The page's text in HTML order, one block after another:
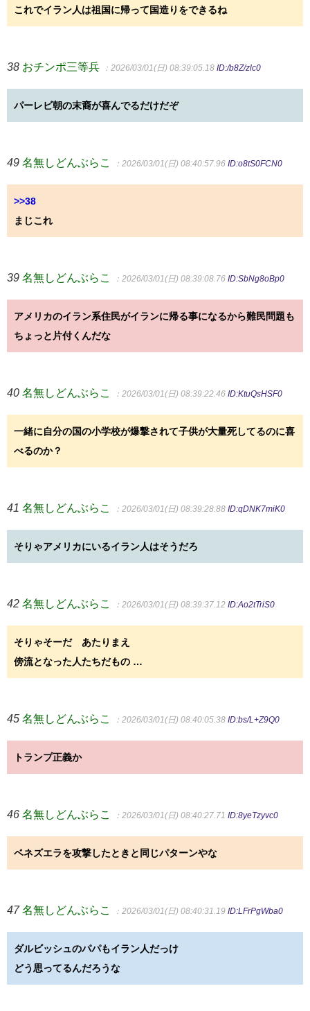
これでイラン人は祖国に帰って国造りをできるね
38 おチンポ三等兵 ：2026/03/01(日) 08:39:05.18 ID:/b8Z/zlc0
パーレビ朝の末裔が喜んでるだけだぞ
49 名無しどんぶらこ ：2026/03/01(日) 08:40:57.96 ID:o8tS0FCN0
>>38
まじこれ
39 名無しどんぶらこ ：2026/03/01(日) 08:39:08.76 ID:SbNg8oBp0
アメリカのイラン系住民がイランに帰る事になるから難民問題も
ちょっと片付くんだな
40 名無しどんぶらこ ：2026/03/01(日) 08:39:22.46 ID:KtuQsHSF0
一緒に自分の国の小学校が爆撃されて子供が大量死してるのに喜
べるのか？
41 名無しどんぶらこ ：2026/03/01(日) 08:39:28.88 ID:qDNK7miK0
そりゃアメリカにいるイラン人はそうだろ
42 名無しどんぶらこ ：2026/03/01(日) 08:39:37.12 ID:Ao2tTriS0
そりゃそーだ あたりまえ
傍流となった人たちだもの …
45 名無しどんぶらこ ：2026/03/01(日) 08:40:05.38 ID:bs/L+Z9Q0
トランプ正義か
46 名無しどんぶらこ ：2026/03/01(日) 08:40:27.71 ID:8yeTzyvc0
ベネズエラを攻撃したときと同じパターンやな
47 名無しどんぶらこ ：2026/03/01(日) 08:40:31.19 ID:LFrPgWba0
ダルビッシュのパパもイラン人だっけ
どう思ってるんだろうな